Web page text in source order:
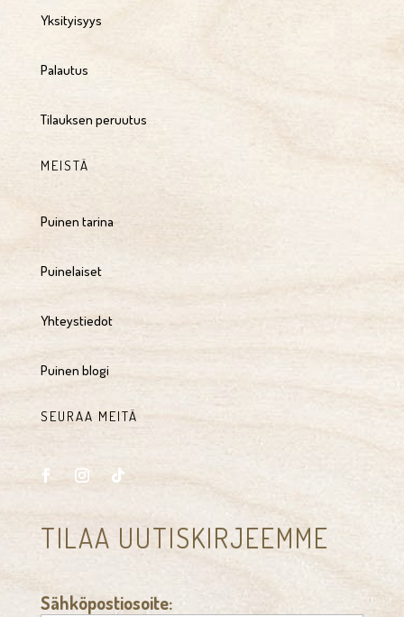
Yksityisyys
Palautus
Tilauksen peruutus
MEISTÄ
Puinen tarina
Puinelaiset
Yhteystiedot
Puinen blogi
SEURAA MEITÄ
TILAA UUTISKIRJEEMME
Sähköpostiosoite: